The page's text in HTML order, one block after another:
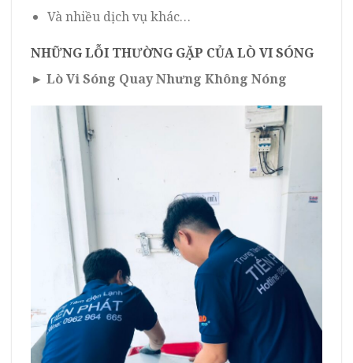
Và nhiều dịch vụ khác…
NHỮNG LỖI THƯỜNG GẶP CỦA LÒ VI SÓNG
► Lò Vi Sóng Quay Nhưng Không Nóng